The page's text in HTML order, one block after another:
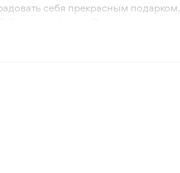
себя прекрасным подарком.
вашего сада.